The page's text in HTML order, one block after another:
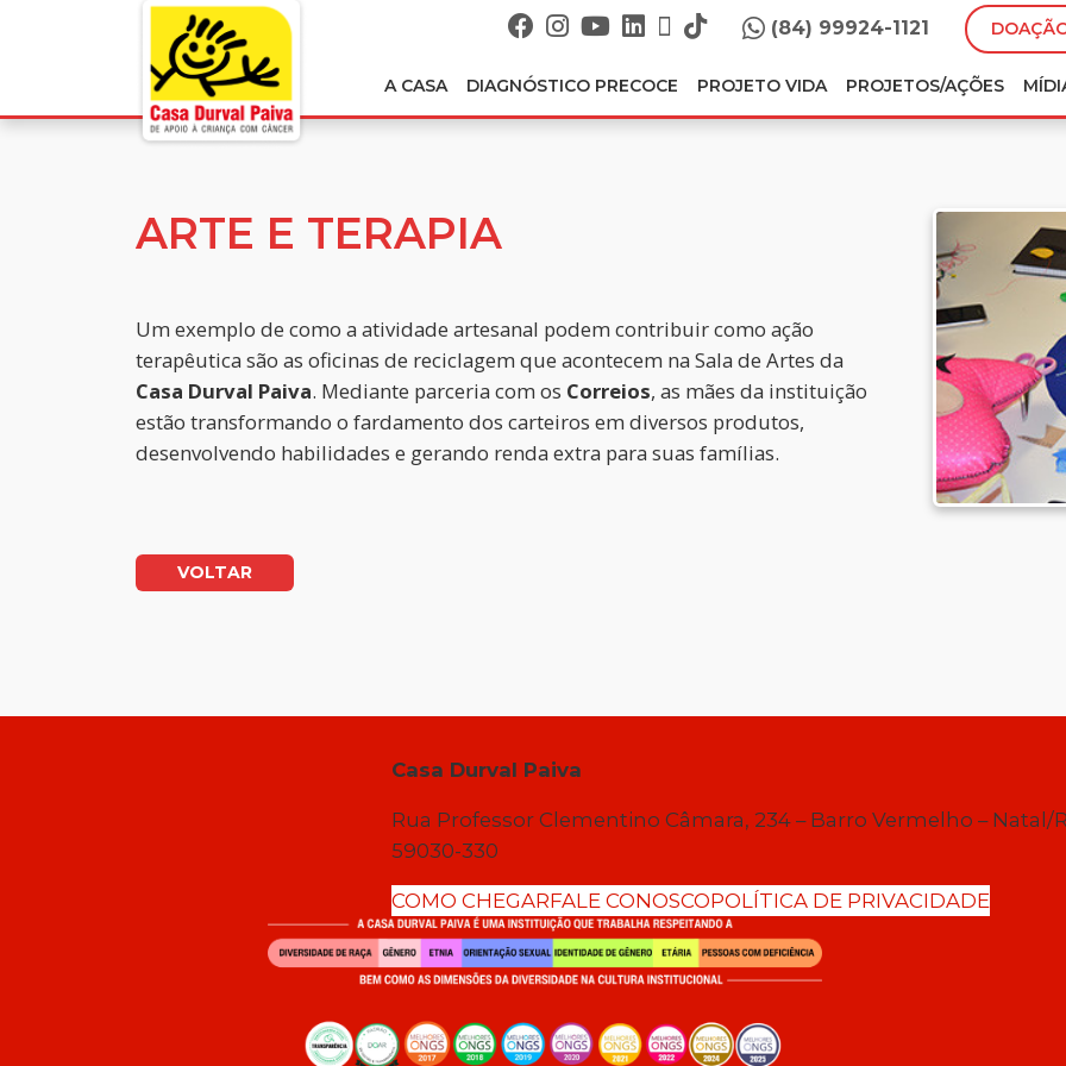
(84) 99924-1121
A CASA DIAGNÓSTICO PRECOCE PROJETO VIDA PROJETOS/AÇÕES
ARTE E TERAPIA
Um exemplo de como a atividade artesanal podem contribuir como ação
terapêutica são as oficinas de reciclagem que acontecem na Sala de Artes da
Casa Durval Paiva. Mediante parceria com os Correios, as mães da instituição
estão transformando o fardamento dos carteiros em diversos produtos,
desenvolvendo habilidades e gerando renda extra para suas famílias.
VOLTAR
Casa Durval Paiva
Rua Professor Clementino Câmara, 234 – Barro Vermelho – Natal/
59030-330
COMO CHEGARFALE CONOSCOPOLÍTICA DE PRIVACIDADE